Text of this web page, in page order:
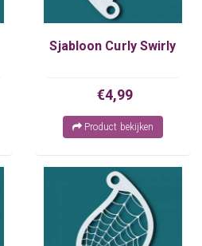
Sjabloon Curly Swirly
€4,99
Product bekijken